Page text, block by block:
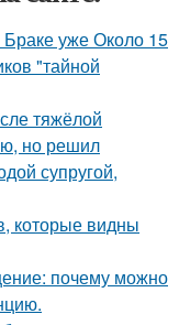
уже Около 15
"тайной
тяжёлой
но решил
супругой,
которые видны
почему можно